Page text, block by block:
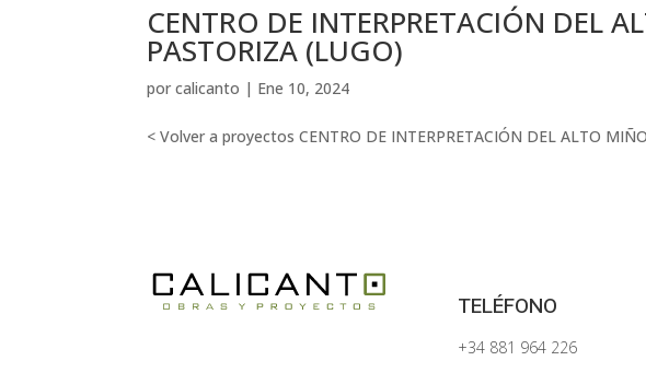
CENTRO DE INTERPRETACIÓN DEL
PASTORIZA (LUGO)
porcalicanto | Ene 10, 2024
< Volver a proyectos CENTRO DE INTERPRETACIÓN DEL ALTO
TELÉFONO
+34 881 964 226